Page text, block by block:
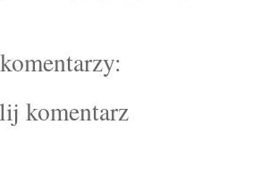
komentarz